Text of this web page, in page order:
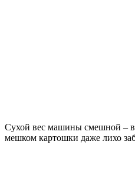
Сухой вес машины смешной –
мешком картошки даже лихо